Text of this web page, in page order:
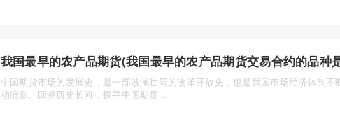
我国最早的农产品期货(我国最早的农产品期货交易合约的品种
中国期货市场的发展史，是一部波澜壮阔的改革开放史，也是我国市场经济体制不
动缩影。回溯历史长河，探寻中国期货 ...